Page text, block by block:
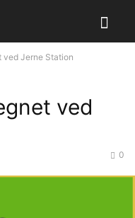
ved Jerne Station
ved
0